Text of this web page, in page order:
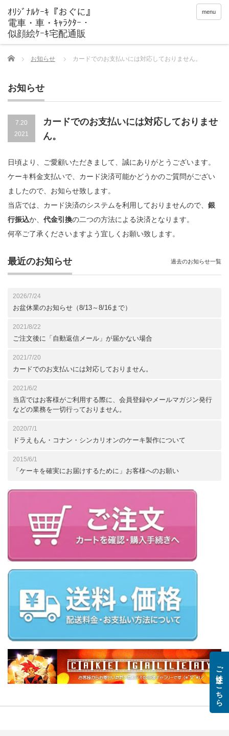
menu
Home お知らせ カードでのお支払いには対応しておりません。
お知らせ
7.20
2021
カードでのお支払いには対応しておりませ
ん。
日頃より、ご愛顧いただきまして、誠にありがとうございます。
ケーキ料金支払いで、カード決済可能かどうかのご質問がござい
ましたので、お知らせ致します。
当店では、カード決済のシステムを利用しておりませんので、 銀
行振込か、 代金引換の二つの方法による決済となります。
何卒ご了承くださいますよう宜しくお願い致します。
最近のお知らせ
2026/7/24
お盆休業のお知らせ（8/13～8/16まで）
2021/8/22
ご注文後に「自動返信メール」が届かない場合
2021/7/20
カードでのお支払いには対応しておりません。
2021/6/2
当店ではお客様がご利用する際に、会員登録やメールマガジン発行
などの業務を一切行っておりません。
2020/7/1
ドラえもん・コナン・シンカリオンのケーキ製作について
2015/6/1
「ケーキを確実にお届けするために」お客様へのお願い
過去のお知らせ一覧
ご注文はこちら